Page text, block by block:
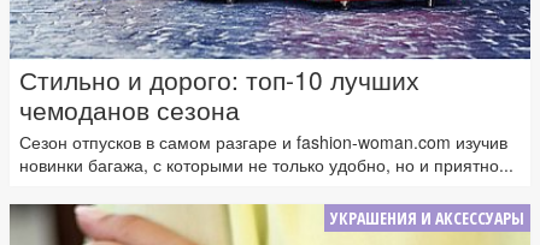
Стильно и дорого: топ-10 лучших
чемоданов сезона
Сезон отпусков в самом разгаре и fashion-woman.com изучив
новинки багажа, с которыми не только удобно, но и приятно...
УКРАШЕНИЯ И АКСЕССУАРЫ